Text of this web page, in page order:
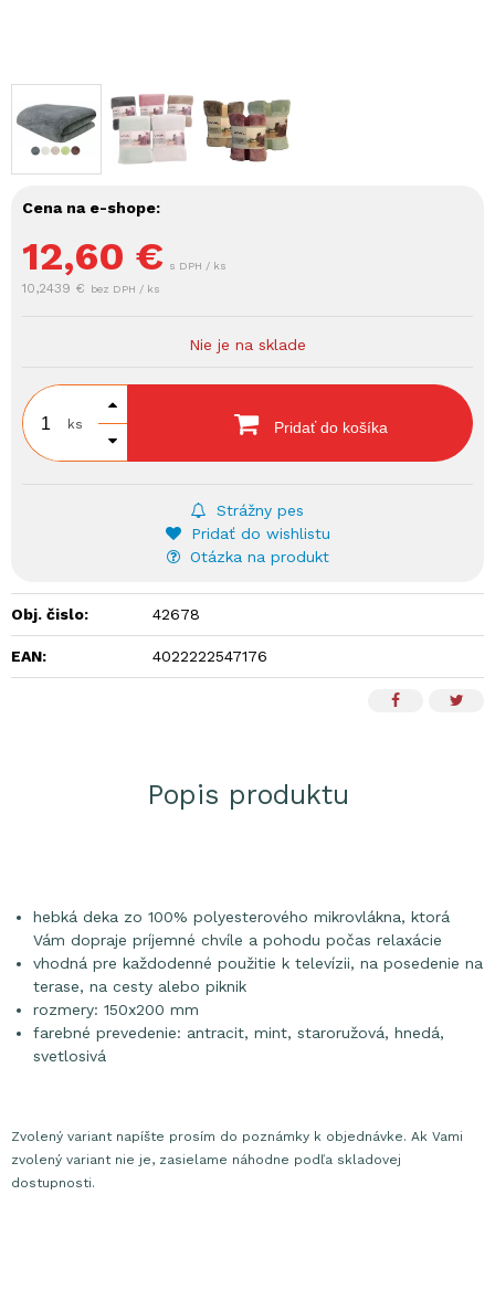
Cena na e-shope:
12,60 € s DPH / ks
10,2439 € bez DPH / ks
Nie je na sklade
ks Pridať do košíka
Strážny pes
Pridať do wishlistu
Otázka na produkt
Obj. čislo: 42678
EAN: 4022222547176
Popis produktu
hebká deka zo 100% polyesterového mikrovlákna, ktorá
Vám dopraje príjemné chvíle a pohodu počas relaxácie
vhodná pre každodenné použitie k televízii, na posedenie na
terase, na cesty alebo piknik
rozmery: 150x200 mm
farebné prevedenie: antracit, mint, staroružová, hnedá,
svetlosivá
Zvolený variant napíšte prosím do poznámky k objednávke. Ak Vami
zvolený variant nie je, zasielame náhodne podľa skladovej
dostupnosti.